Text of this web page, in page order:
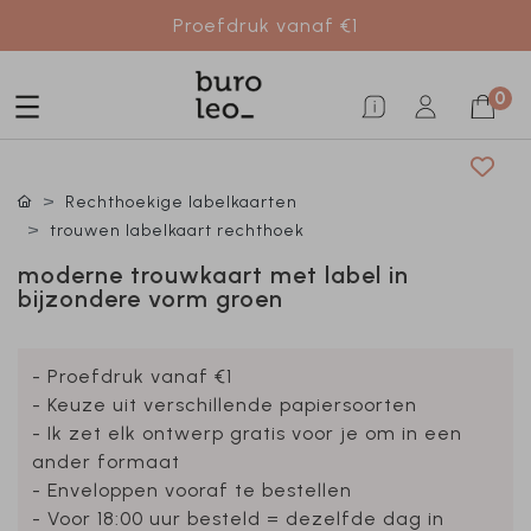
Proefdruk vanaf €1
0
Rechthoekige labelkaarten
trouwen labelkaart rechthoek
moderne trouwkaart met label in
bijzondere vorm groen
- Proefdruk vanaf €1
- Keuze uit verschillende papiersoorten
- Ik zet elk ontwerp gratis voor je om in een
ander formaat
- Enveloppen vooraf te bestellen
- Voor 18:00 uur besteld = dezelfde dag in